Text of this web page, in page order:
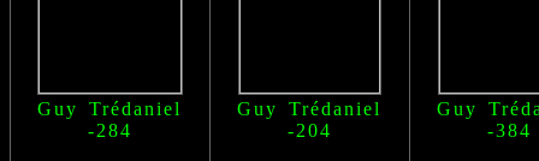
Guy Trédaniel
-284
Guy Trédaniel
-204
Guy
-384